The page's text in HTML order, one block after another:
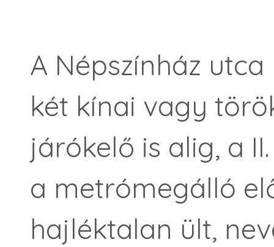
A Népszínház
két kínai vagy
járókelő is alig, a
a metrómegálló
hajléktalan ült,